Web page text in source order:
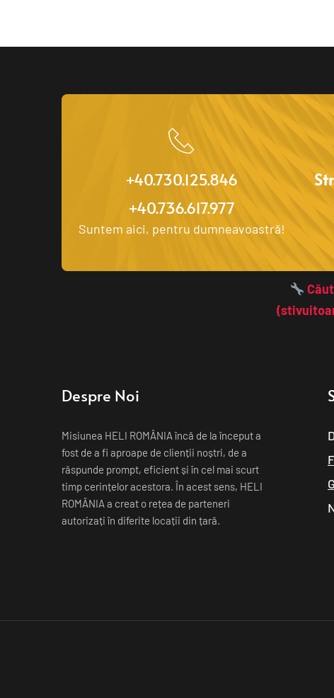
+40.730.125.846
+40.736.617.977
Suntem aici, pentru dumneavoastră!
Despre Noi
Misiunea HELI ROMÂNIA încă de la început a
fost de a fi aproape de clienții noștri, de a
răspunde prompt, eficient și în cel mai scurt
timp cerințelor acestora. În acest sens, HELI
ROMÂNIA a creat o rețea de parteneri
autorizați în diferite locații din țară.